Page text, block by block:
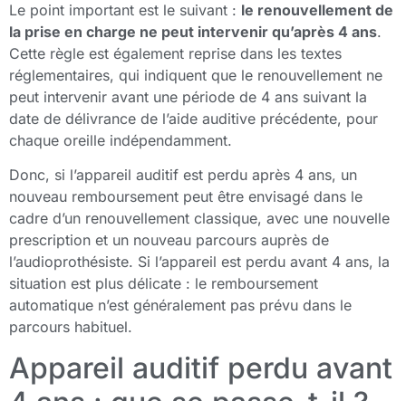
Le point important est le suivant : le renouvellement de
la prise en charge ne peut intervenir qu’après 4 ans.
Cette règle est également reprise dans les textes
réglementaires, qui indiquent que le renouvellement ne
peut intervenir avant une période de 4 ans suivant la
date de délivrance de l’aide auditive précédente, pour
chaque oreille indépendamment.
Donc, si l’appareil auditif est perdu après 4 ans, un
nouveau remboursement peut être envisagé dans le
cadre d’un renouvellement classique, avec une nouvelle
prescription et un nouveau parcours auprès de
l’audioprothésiste. Si l’appareil est perdu avant 4 ans, la
situation est plus délicate : le remboursement
automatique n’est généralement pas prévu dans le
parcours habituel.
Appareil auditif perdu avant